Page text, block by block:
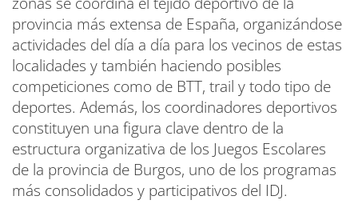
provincia más extensa de España, organizándose
actividades del día a día para los vecinos de estas
localidades y también haciendo posibles
competiciones como de BTT, trail y todo tipo de
deportes. Además, los coordinadores deportivos
constituyen una figura clave dentro de la
estructura organizativa de los Juegos Escolares
de la provincia de Burgos, uno de los programas
más consolidados y participativos del IDJ.